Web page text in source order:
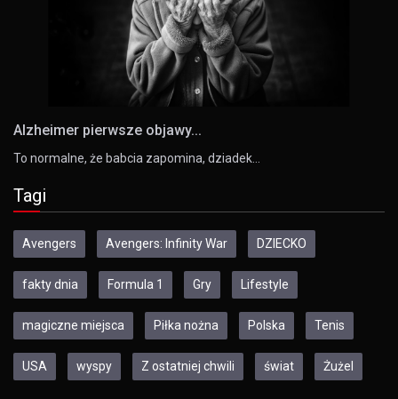
Alzheimer pierwsze objawy...
To normalne, że babcia zapomina, dziadek…
Tagi
Avengers Avengers: Infinity War DZIECKO
fakty dnia Formula 1 Gry Lifestyle
magiczne miejsca Piłka nożna Polska Tenis
USA wyspy Z ostatniej chwili świat Żużel